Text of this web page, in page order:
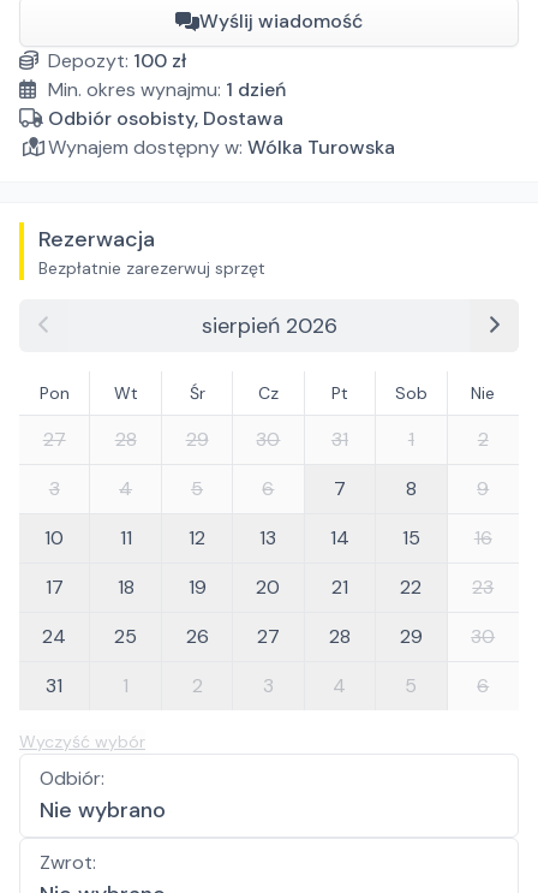
Wyślij wiadomość
Depozyt: 100 zł
Min. okres wynajmu: 1 dzień
Odbiór osobisty, Dostawa
Wynajem dostępny w: Wólka Turowska
Rezerwacja
Bezpłatnie zarezerwuj sprzęt
sierpień 2026
Pon Wt Śr Cz Pt Sob Nie
27 28 29 30 31 1
2
3
4 5 6 7 8
9
10
11 12 13 14 15
16
17
18 19 20 21 22
23
24
25 26 27 28 29
30
31
1 2 3 4 5 6
Wyczyść wybór
Odbiór:
Nie wybrano
Zwrot: